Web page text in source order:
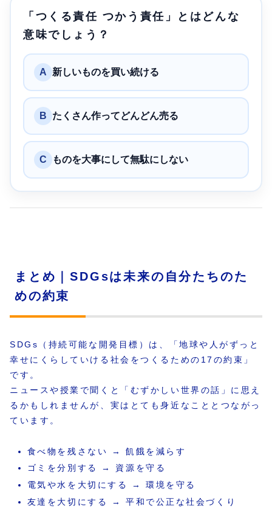
「つくる責任 つかう責任」とはどんな
意味でしょう？
A 新しいものを買い続ける
B たくさん作ってどんどん売る
C ものを大事にして無駄にしない
まとめ｜SDGsは未来の自分たちのた
めの約束
SDGs（持続可能な開発目標）は、「地球や人がずっと
幸せにくらしていける社会をつくるための17の約束」
です。
ニュースや授業で聞くと「むずかしい世界の話」に思え
るかもしれませんが、実はとても身近なこととつながっ
ています。
食べ物を残さない → 飢餓を減らす
ゴミを分別する → 資源を守る
電気や水を大切にする → 環境を守る
友達を大切にする → 平和で公正な社会づくり